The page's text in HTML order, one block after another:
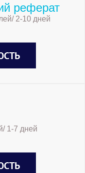
реферат
2-10 дней
1-7 дней